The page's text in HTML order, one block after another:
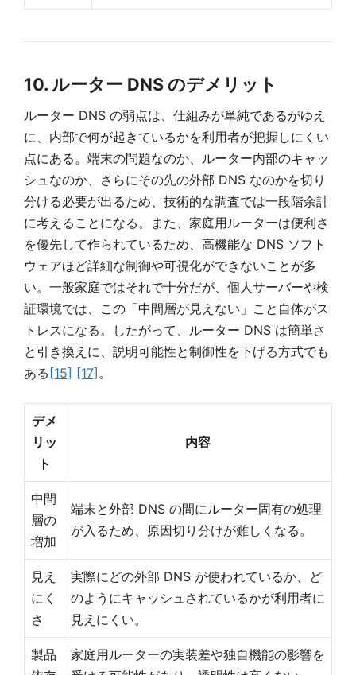
10. ルーター DNS のデメリット
ルーター DNS の弱点は、仕組みが単純であるがゆえ
に、内部で何が起きているかを利用者が把握しにくい
点にある。端末の問題なのか、ルーター内部のキャッ
シュなのか、さらにその先の外部 DNS なのかを切り
分ける必要が出るため、技術的な調査では一段階余計
に考えることになる。また、家庭用ルーターは便利さ
を優先して作られているため、高機能な DNS ソフト
ウェアほど詳細な制御や可視化ができないことが多
い。一般家庭ではそれで十分だが、個人サーバーや検
証環境では、この「中間層が見えない」こと自体がス
トレスになる。したがって、ルーター DNS は簡単さ
と引き換えに、説明可能性と制御性を下げる方式でも
ある[15] [17] 。
デメ
リッ
ト
内容
中間
層の
増加
端末と外部 DNS の間にルーター固有の処理
が入るため、原因切り分けが難しくなる。
見え
にく
さ
実際にどの外部 DNS が使われているか、ど
のようにキャッシュされているかが利用者に
見えにくい。
製品
家庭用ルーターの実装差や独自機能の影響を